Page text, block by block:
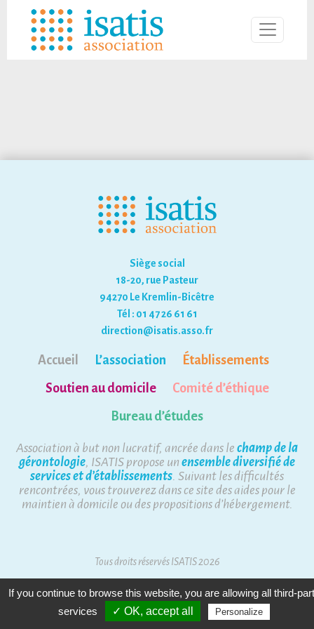
Siège social
18-20, rue Pasteur
94270 Le Kremlin-Bicêtre
Tél : 01 47 26 61 61
direction@isatis.asso.fr
Accueil L’association
Établissements
Soutien au domicile
Comité d’éthique
Bureau d’études
Association à but non lucratif, ancrée dans le champ de la
gérontologie, ISATIS propose un ensemble diversifié de
services et d’établissements. Suivant les difficultés
rencontrées, vous trouverez dans ce site des aides pour le
maintien à domicile ou des propositions d’hébergement.
Tous droits réservés ISATIS 2026
If you continue to browse this website, you are allowing all third-
services
✓ OK, accept all Personalize